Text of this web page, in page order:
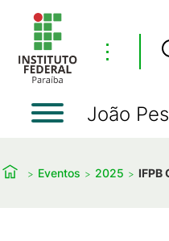
⋮
João
Eventos 2025 IFPB